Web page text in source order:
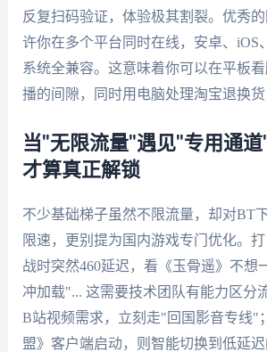
反复扫码验证，体验极其割裂。优秀
许你在多个平台同时在线，安卓、iOS
系统全兼容。这意味着你可以在平板
播的间隙，同时用电脑处理淘宝退换货
当"无限流量"遇见"专用通
才算真正解锁
不少基础梯子虽然不限流量，却对BT
限速，更别提为国内游戏专门优化。
战时突然460延迟，看《玉骨遥》不想
冲加载"... 这需要技术团队有能力区分
B站视频需求，立刻走"回国影音专线"
盟》客户端启动，则智能切换到低延